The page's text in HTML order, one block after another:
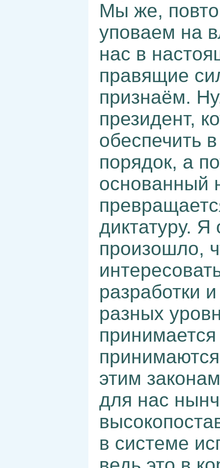
Мы же,
уповаем на
нас в
правящие
признаём.
президент,
обеспечить
порядок, а
основанный
диктатуру. Я
произошло,
разработки
разных
этим
для нас
в системе